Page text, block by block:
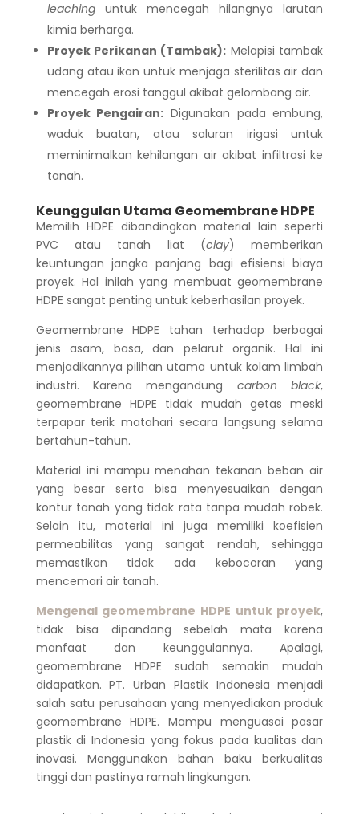
leachinguntuk mencegah hilangnya larutan
kimia berharga.
Proyek Perikanan (Tambak): Melapisi tambak
udang atau ikan untuk menjaga sterilitas air dan
mencegah erosi tanggul akibat gelombang air.
Proyek Pengairan: Digunakan pada embung,
waduk buatan, atau saluran irigasi untuk
meminimalkan kehilangan air akibat infiltrasi ke
tanah.
Keunggulan Utama Geomembrane HDPE
Memilih HDPE dibandingkan material lain seperti
PVC atau tanah liat (clay) memberikan
keuntungan jangka panjang bagi efisiensi biaya
proyek. Hal inilah yang membuat geomembrane
HDPE sangat penting untuk keberhasilan proyek.
Geomembrane HDPE tahan terhadap berbagai
jenis asam, basa, dan pelarut organik. Hal ini
menjadikannya pilihan utama untuk kolam limbah
industri. Karena mengandung carbon black,
geomembrane HDPE tidak mudah getas meski
terpapar terik matahari secara langsung selama
bertahun-tahun.
Material ini mampu menahan tekanan beban air
yang besar serta bisa menyesuaikan dengan
kontur tanah yang tidak rata tanpa mudah robek.
Selain itu, material ini juga memiliki koefisien
permeabilitas yang sangat rendah, sehingga
memastikan tidak ada kebocoran yang
mencemari air tanah.
Mengenal geomembrane HDPE untuk proyek,
tidak bisa dipandang sebelah mata karena
manfaat dan keunggulannya. Apalagi,
geomembrane HDPE sudah semakin mudah
didapatkan. PT. Urban Plastik Indonesia menjadi
salah satu perusahaan yang menyediakan produk
geomembrane HDPE. Mampu menguasai pasar
plastik di Indonesia yang fokus pada kualitas dan
inovasi. Menggunakan bahan baku berkualitas
tinggi dan pastinya ramah lingkungan.